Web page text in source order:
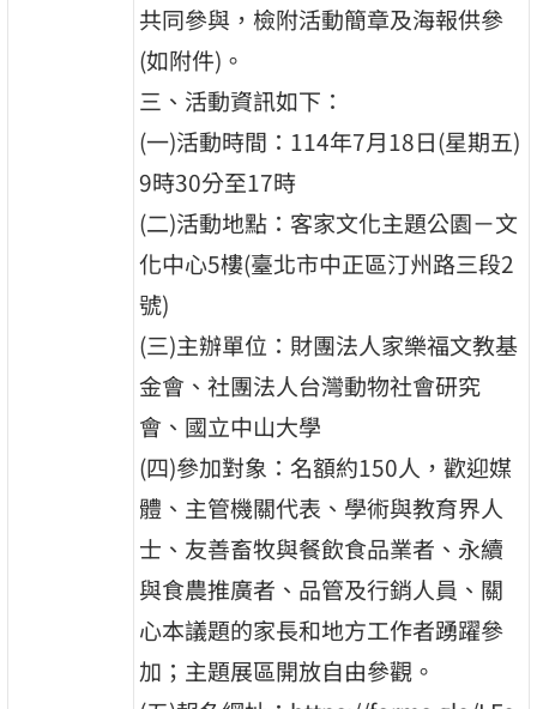
共同參與，檢附活動簡章及海報供參
(如附件)。
三、活動資訊如下：
(一)活動時間：114年7月18日(星期五)
9時30分至17時
(二)活動地點：客家文化主題公園－文
化中心5樓(臺北市中正區汀州路三段2
號)
(三)主辦單位：財團法人家樂福文教基
金會、社團法人台灣動物社會研究
會、國立中山大學
(四)參加對象：名額約150人，歡迎媒
體、主管機關代表、學術與教育界人
士、友善畜牧與餐飲食品業者、永續
與食農推廣者、品管及行銷人員、關
心本議題的家長和地方工作者踴躍參
加；主題展區開放自由參觀。